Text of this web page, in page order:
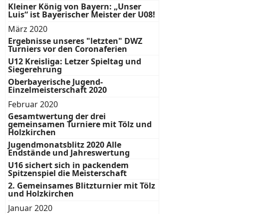
Kleiner König von Bayern: „Unser
Luis“ ist Bayerischer Meister der U08!
März 2020
Ergebnisse unseres "letzten" DWZ
Turniers vor den Coronaferien
U12 Kreisliga: Letzer Spieltag und
Siegerehrung
Oberbayerische Jugend-
Einzelmeisterschaft 2020
Februar 2020
Gesamtwertung der drei
gemeinsamen Turniere mit Tölz und
Holzkirchen
Jugendmonatsblitz 2020 Alle
Endstände und Jahreswertung
U16 sichert sich in packendem
Spitzenspiel die Meisterschaft
2. Gemeinsames Blitzturnier mit Tölz
und Holzkirchen
Januar 2020